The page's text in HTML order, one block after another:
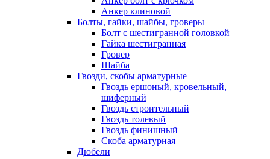
Анкер клиновой
Болты, гайки, шайбы, гроверы
Болт c шестигранной головкой
Гайка шестигранная
Гровер
Шайба
Гвозди, скобы арматурные
Гвоздь ершоный, кровельный,
шиферный
Гвоздь строительный
Гвоздь толевый
Гвоздь финишный
Скоба арматурная
Дюбели